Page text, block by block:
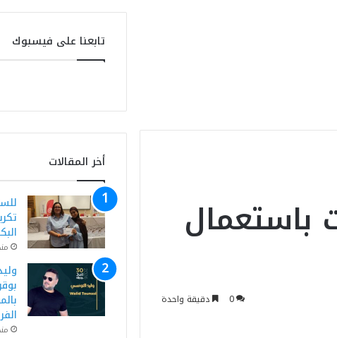
براكاجات باستعمال
0 دقيقة واحدة
تابعنا على فيسبوك
أخر المقالات